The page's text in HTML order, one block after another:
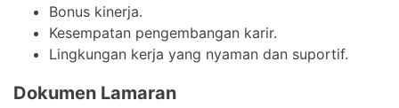
Bonus kinerja.
Kesempatan pengembangan karir.
Lingkungan kerja yang nyaman dan suportif.
Dokumen Lamaran